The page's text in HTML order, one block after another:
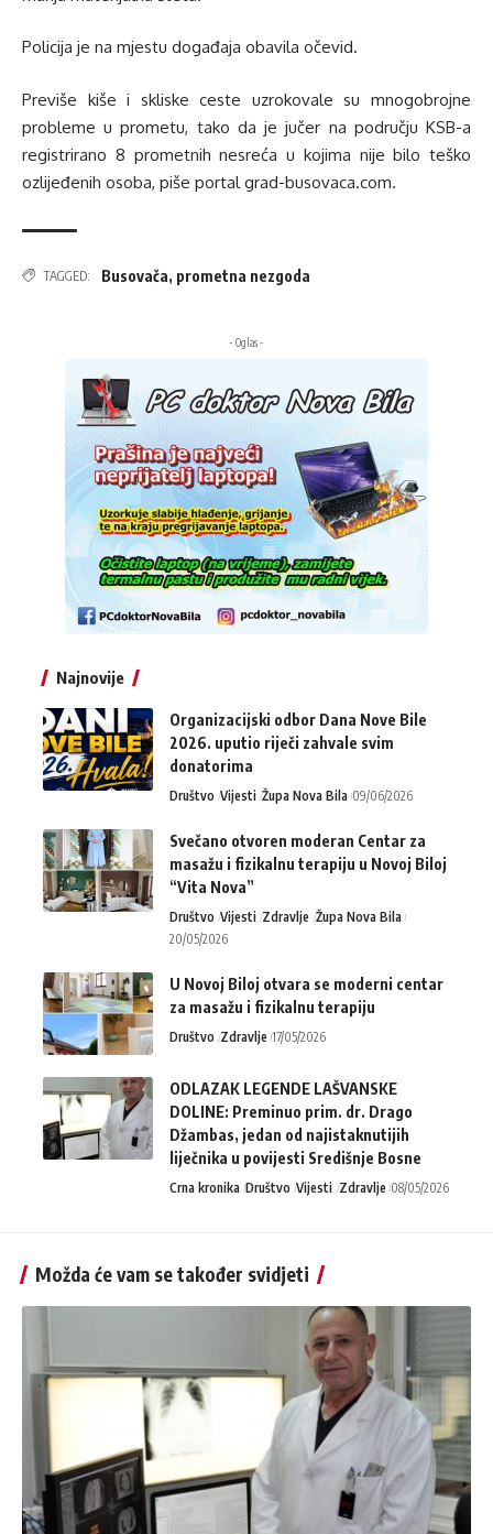
Policija je na mjestu događaja obavila očevid.
Previše kiše i skliske ceste uzrokovale su mnogobrojne
probleme u prometu, tako da je jučer na području KSB-a
registrirano 8 prometnih nesreća u kojima nije bilo teško
ozlijeđenih osoba, piše portal grad-busovaca.com.
TAGGED: Busovača, prometna nezgoda
- Oglas -
Najnovije
Organizacijski odbor Dana Nove Bile
2026. uputio riječi zahvale svim
donatorima
Društvo Vijesti Župa Nova Bila 09/06/2026
Svečano otvoren moderan Centar za
masažu i fizikalnu terapiju u Novoj Biloj
“Vita Nova”
Društvo Vijesti Zdravlje Župa Nova Bila
20/05/2026
U Novoj Biloj otvara se moderni centar
za masažu i fizikalnu terapiju
Društvo Zdravlje 17/05/2026
ODLAZAK LEGENDE LAŠVANSKE
DOLINE: Preminuo prim. dr. Drago
Džambas, jedan od najistaknutijih
liječnika u povijesti Središnje Bosne
Crna kronika Društvo Vijesti Zdravlje 08/05/2026
Možda će vam se također svidjeti